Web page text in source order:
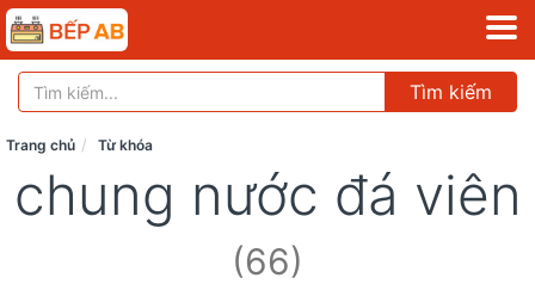
Tìm kiếm
Trang chủ Từ khóa
chung nước đá viên
(66)